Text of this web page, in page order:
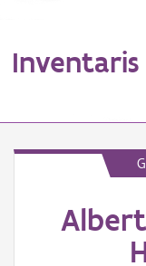
Inventaris
Erfgoedobject